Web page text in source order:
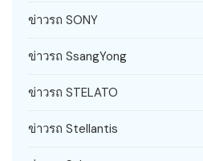
ข่าวรถ SONY
ข่าวรถ SsangYong
ข่าวรถ STELATO
ข่าวรถ Stellantis